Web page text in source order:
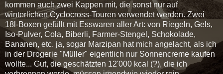
kommen auch zwei Kappen mit, die sonst nur auf
winterlichen Cyclocross-Touren verwendet werden. Zwei
18l-Boxen gefüllt mit Esswaren aller Art: von Riegeln, Gels,
Iso-Pulver, Cola, Biberli, Farmer-Stengel, Schokolade,
Bananen, etc. ja, sogar Marzipan hat mich angelacht, als ich
in der Drogerie "Müller" eigentlich nur Sonnencreme kaufen
wollte... Gut, die geschätzten 12'000 kcal (?), die ich